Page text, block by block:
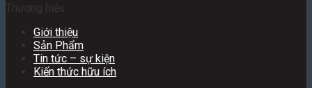
Thương hiệu
Giới thiệu
Sản Phẩm
Tin tức – sự kiện
Kiến thức hữu ích